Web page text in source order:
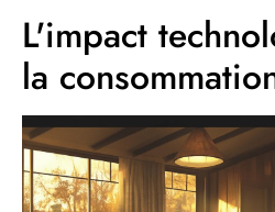
L'impact
la